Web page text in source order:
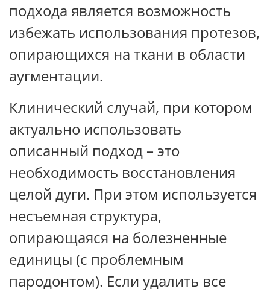
подхода является возможность
избежать использования протезов,
опирающихся на ткани в области
аугментации.
Клинический случай, при котором
актуально использовать
описанный подход – это
необходимость восстановления
целой дуги. При этом используется
несъемная структура,
опирающаяся на болезненные
единицы (с проблемным
пародонтом). Если удалить все